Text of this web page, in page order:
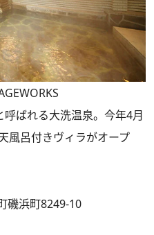
ばれる大洗温泉。今年4月
風呂付きヴィラがオープ
磯浜町8249-10